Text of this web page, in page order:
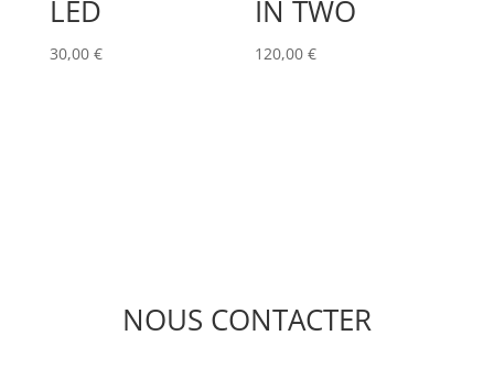
LED
30,00 €
IN TWO
120,00€
NOUS CONTACTER